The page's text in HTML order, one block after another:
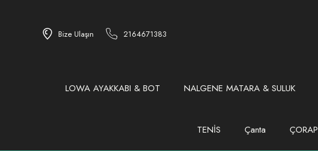
Bize Ulaşın 2164671383
LOWA AYAKKABI & BOT NALGENE MATARA & SULUK
TENİS Çanta ÇORAP